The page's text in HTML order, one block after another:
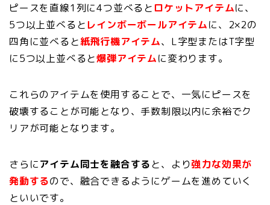
ピースを直線1列に4つ並べるとロケットアイテムに、
5つ以上並べるとレインボーボールアイテムに、2×2の
四角に並べると紙飛行機アイテム、L字型またはT字型
に5つ以上並べると爆弾アイテムに変わります。
これらのアイテムを使用することで、一気にピースを
破壊することが可能となり、手数制限以内に余裕でク
リアが可能となります。
さらにアイテム同士を融合すると、より強力な効果が
発動するので、融合できるようにゲームを進めていく
といいです。